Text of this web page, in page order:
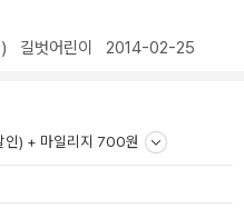
) 길벗어린이 2014-02-25
인) + 마일리지 700원